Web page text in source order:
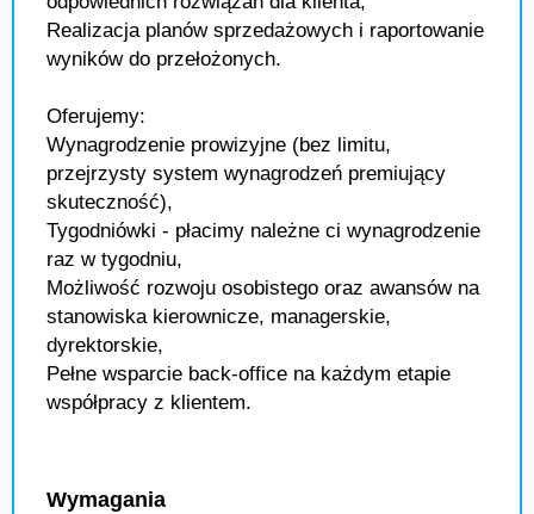
Realizacja planów sprzedażowych i raportowanie
wyników do przełożonych.
Oferujemy:
Wynagrodzenie prowizyjne (bez limitu,
przejrzysty system wynagrodzeń premiujący
skuteczność),
Tygodniówki - płacimy należne ci wynagrodzenie
raz w tygodniu,
Możliwość rozwoju osobistego oraz awansów na
stanowiska kierownicze, managerskie,
dyrektorskie,
Pełne wsparcie back-office na każdym etapie
współpracy z klientem.
Wymagania